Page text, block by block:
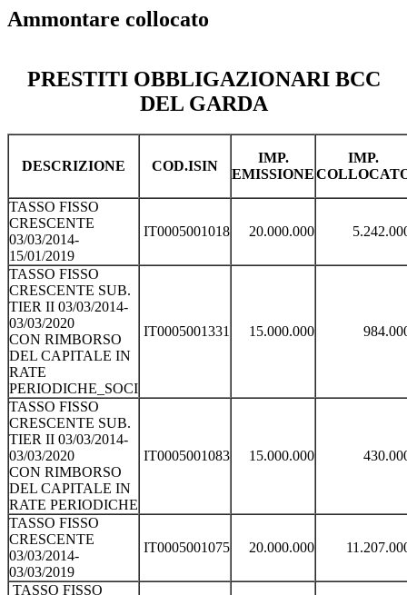
Ammontare collocato
PRESTITI OBBLIGAZIONARI BCC
DEL GARDA
DESCRIZIONE COD.ISIN
IMP.
EMISSIONE
IMP.
TASSO FISSO
CRESCENTE
03/03/2014-
15/01/2019
IT0005001018 20.000.000
TASSO FISSO
CRESCENTE SUB.
TIER II 03/03/2014-
03/03/2020
CON RIMBORSO
DEL CAPITALE IN
RATE
PERIODICHE_SOCI
IT0005001331 15.000.000
TASSO FISSO
CRESCENTE SUB.
TIER II 03/03/2014-
03/03/2020
CON RIMBORSO
DEL CAPITALE IN
RATE PERIODICHE
IT0005001083 15.000.000
TASSO FISSO
CRESCENTE
03/03/2014-
03/03/2019
IT0005001075 20.000.000
TASSO FISSO